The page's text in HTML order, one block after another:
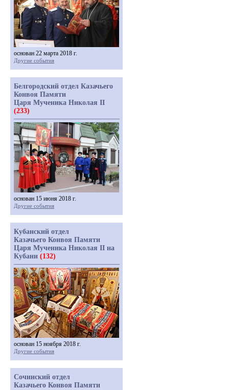
основан 22 марта 2018 г.
Другие события
Белгородский отдел Казачьего
Конвоя Памяти
Царя Мученика Николая II
(233)
основан 15 июня 2018 г.
Другие события
Кубанский отдел
Казачьего Конвоя Памяти
Царя Мученика Николая II на
Кубани (132)
основан 15 ноября 2018 г.
Другие события
Сочинский отдел
Казачьего Конвоя Памяти